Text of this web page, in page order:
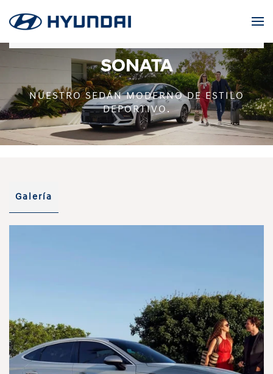
Skip to main content
SONATA
NUESTRO SEDÁN MODERNO DE ESTILO
DEPORTIVO.
Galería
AGRANDAR